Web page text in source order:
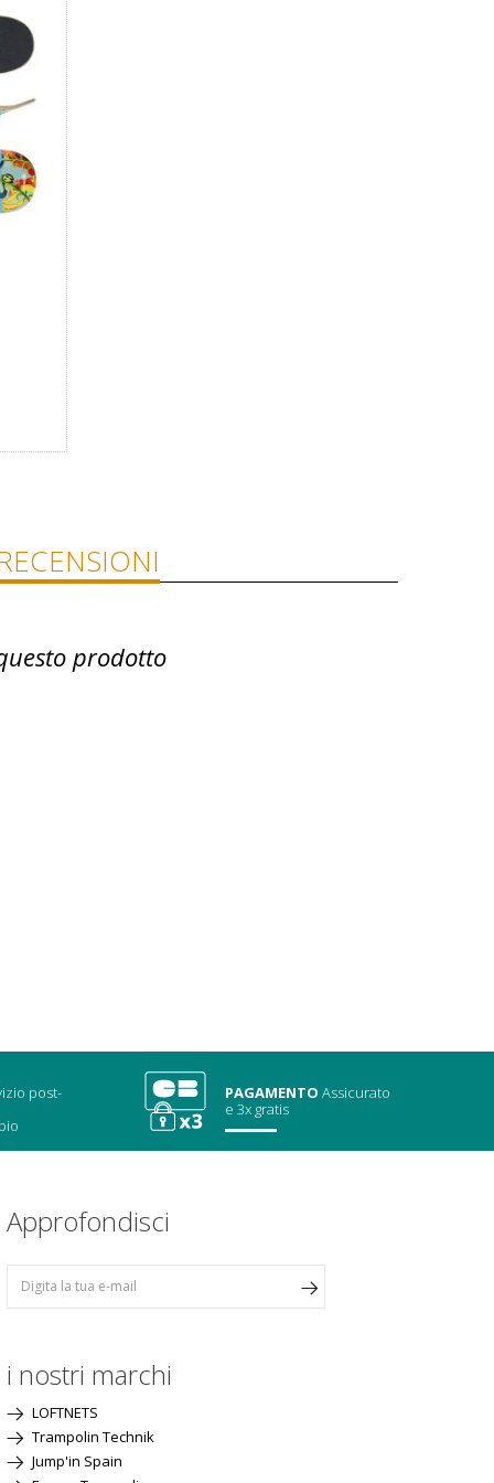
prodotto
post-
PAGAMENTO Assicurato
e 3x gratis
Approfondisci
i nostri marchi
LOFTNETS
Trampolin Technik
Jump'in Spain